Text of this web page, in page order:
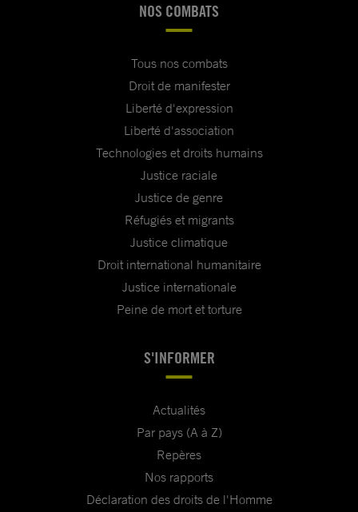
NOS COMBATS
Tous nos combats
Droit de manifester
Liberté d'expression
Liberté d'association
Technologies et droits humains
Justice raciale
Justice de genre
Réfugiés et migrants
Justice climatique
Droit international humanitaire
Justice internationale
Peine de mort et torture
S'INFORMER
Actualités
Par pays (A à Z)
Repères
Nos rapports
Déclaration des droits de l'Homme